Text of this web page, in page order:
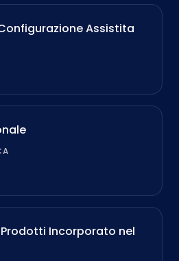
Assistita
Incorporato nel